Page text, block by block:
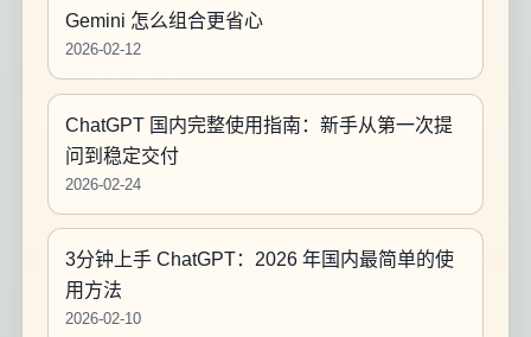
Gemini 怎么组合更省心
2026-02-12
ChatGPT 国内完整使用指南：新手从第一次提
问到稳定交付
2026-02-24
3分钟上手 ChatGPT：2026 年国内最简单的使
用方法
2026-02-10